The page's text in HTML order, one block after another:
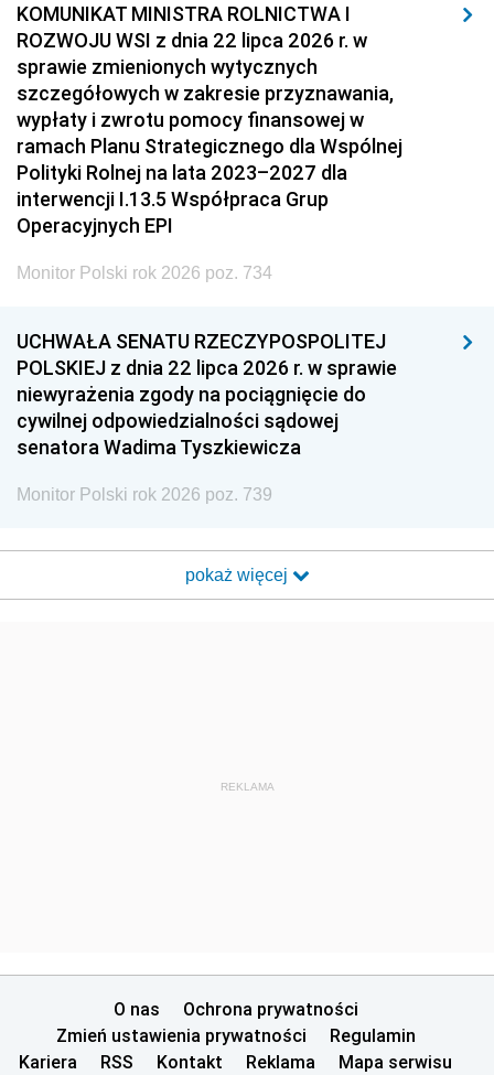
KOMUNIKAT MINISTRA ROLNICTWA I
ROZWOJU WSI z dnia 22 lipca 2026 r. w
sprawie zmienionych wytycznych
szczegółowych w zakresie przyznawania,
wypłaty i zwrotu pomocy finansowej w
ramach Planu Strategicznego dla Wspólnej
Polityki Rolnej na lata 2023–2027 dla
interwencji I.13.5 Współpraca Grup
Operacyjnych EPI
Monitor Polski rok 2026 poz. 734
UCHWAŁA SENATU RZECZYPOSPOLITEJ
POLSKIEJ z dnia 22 lipca 2026 r. w sprawie
niewyrażenia zgody na pociągnięcie do
cywilnej odpowiedzialności sądowej
senatora Wadima Tyszkiewicza
Monitor Polski rok 2026 poz. 739
pokaż więcej
REKLAMA
O nas
Ochrona prywatności
Zmień ustawienia prywatności
Regulamin
Kariera
RSS Kontakt Reklama Mapa serwisu